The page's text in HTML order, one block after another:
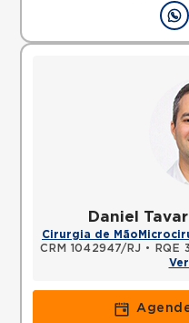
Daniel
Cirurgia de Mão
CRM 1042947/RJ • RQE